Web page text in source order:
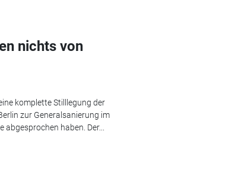
nichts von
komplette Stilllegung der
zur Generalsanierung im
haben. Der...